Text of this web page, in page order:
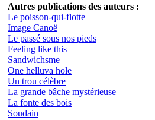
Autres publications des auteurs :
Le poisson-qui-flotte
Image Canoë
Le passé sous nos pieds
Feeling like this
Sandwichsme
One helluva hole
Un trou célèbre
La grande bâche mystérieuse
La fonte des bois
Soudain